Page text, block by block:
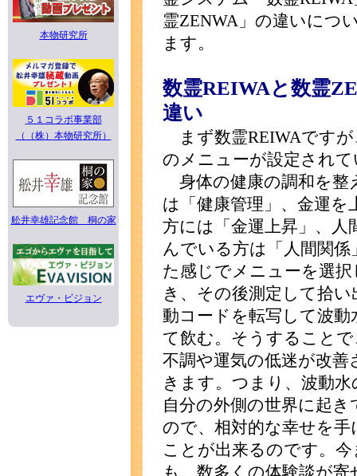
本物研究所
５１コラボ事業部
（（株）本物研究所）
舩井幸雄記念館 桐の家
エヴァ・ビジョン
霊ZENWA」の違いにつ
ます。
数霊REIWAと数霊
違い
まず数霊REIWAですが
のメニューが設定され
身体の健康の調和を整
は「健康管理」、金運を
方には「金運上昇」、人
んでいる方は「人間関係
た感じでメニューを選択
き、その後測定して拾い
動コードを転写して波動
て飲む。そうすること
不調や運気の低迷が改善
きます。つまり、波動水
自分の外側の世界に起き
ので、相対的な幸せを手
ことが出来るのです。
も、数多くの体験談が寄